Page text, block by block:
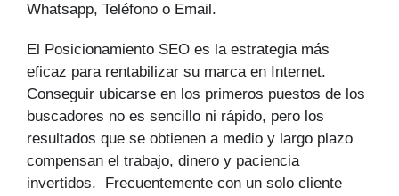
Whatsapp, Teléfono o Email.
El Posicionamiento SEO es la estrategia más
eficaz para rentabilizar su marca en Internet.
Conseguir ubicarse en los primeros puestos de los
buscadores no es sencillo ni rápido, pero los
resultados que se obtienen a medio y largo plazo
compensan el trabajo, dinero y paciencia
invertidos. Frecuentemente con un solo cliente